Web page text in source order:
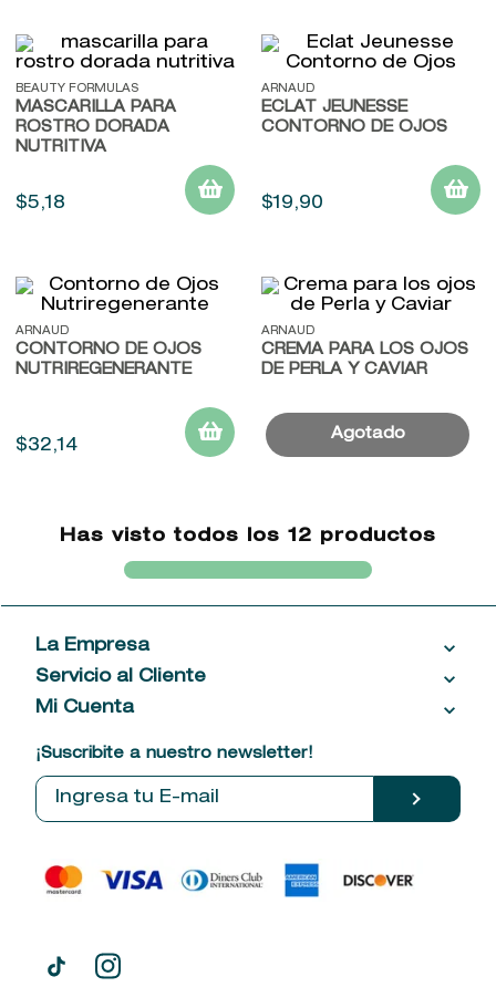
BEAUTY FORMULAS
MASCARILLA PARA
ROSTRO DORADA
NUTRITIVA
$5,18
ARNAUD
ECLAT JEUNESSE
CONTORNO DE OJOS
$19,90
ARNAUD
CONTORNO DE OJOS
NUTRIREGENERANTE
$32,14
ARNAUD
CREMA PARA LOS OJOS
DE PERLA Y CAVIAR
Has visto todos los 12 productos
La Empresa
Acerca de las Fragancias
Ventas al por mayor
Política de entrega
Tiendas
Servicio al Cliente
Contáctanos
Comprobantes electrónicos
Mi Cuenta
¡Suscribite a nuestro newsletter!